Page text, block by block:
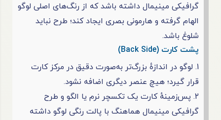
گرافیکی مینیمال داشته باشد که از رنگ‌های اصلی لوگو
الهام گرفته و هارمونی بصری ایجاد ‌کند؛ طرح نباید
شلوغ باشد.
پشت کارت (Back Side)
1. لوگو در اندازهٔ بزرگ‌تر به‌صورت دقیق در مرکز کارت
قرار گیرد؛ هیچ عنصر دیگری اضافه نشود.
2. پس‌زمینهٔ کارت یک تکسچر نرم یا الگو و طرح
گرافیکی مینیمال هماهنگ با پالت رنگی لوگو داشته